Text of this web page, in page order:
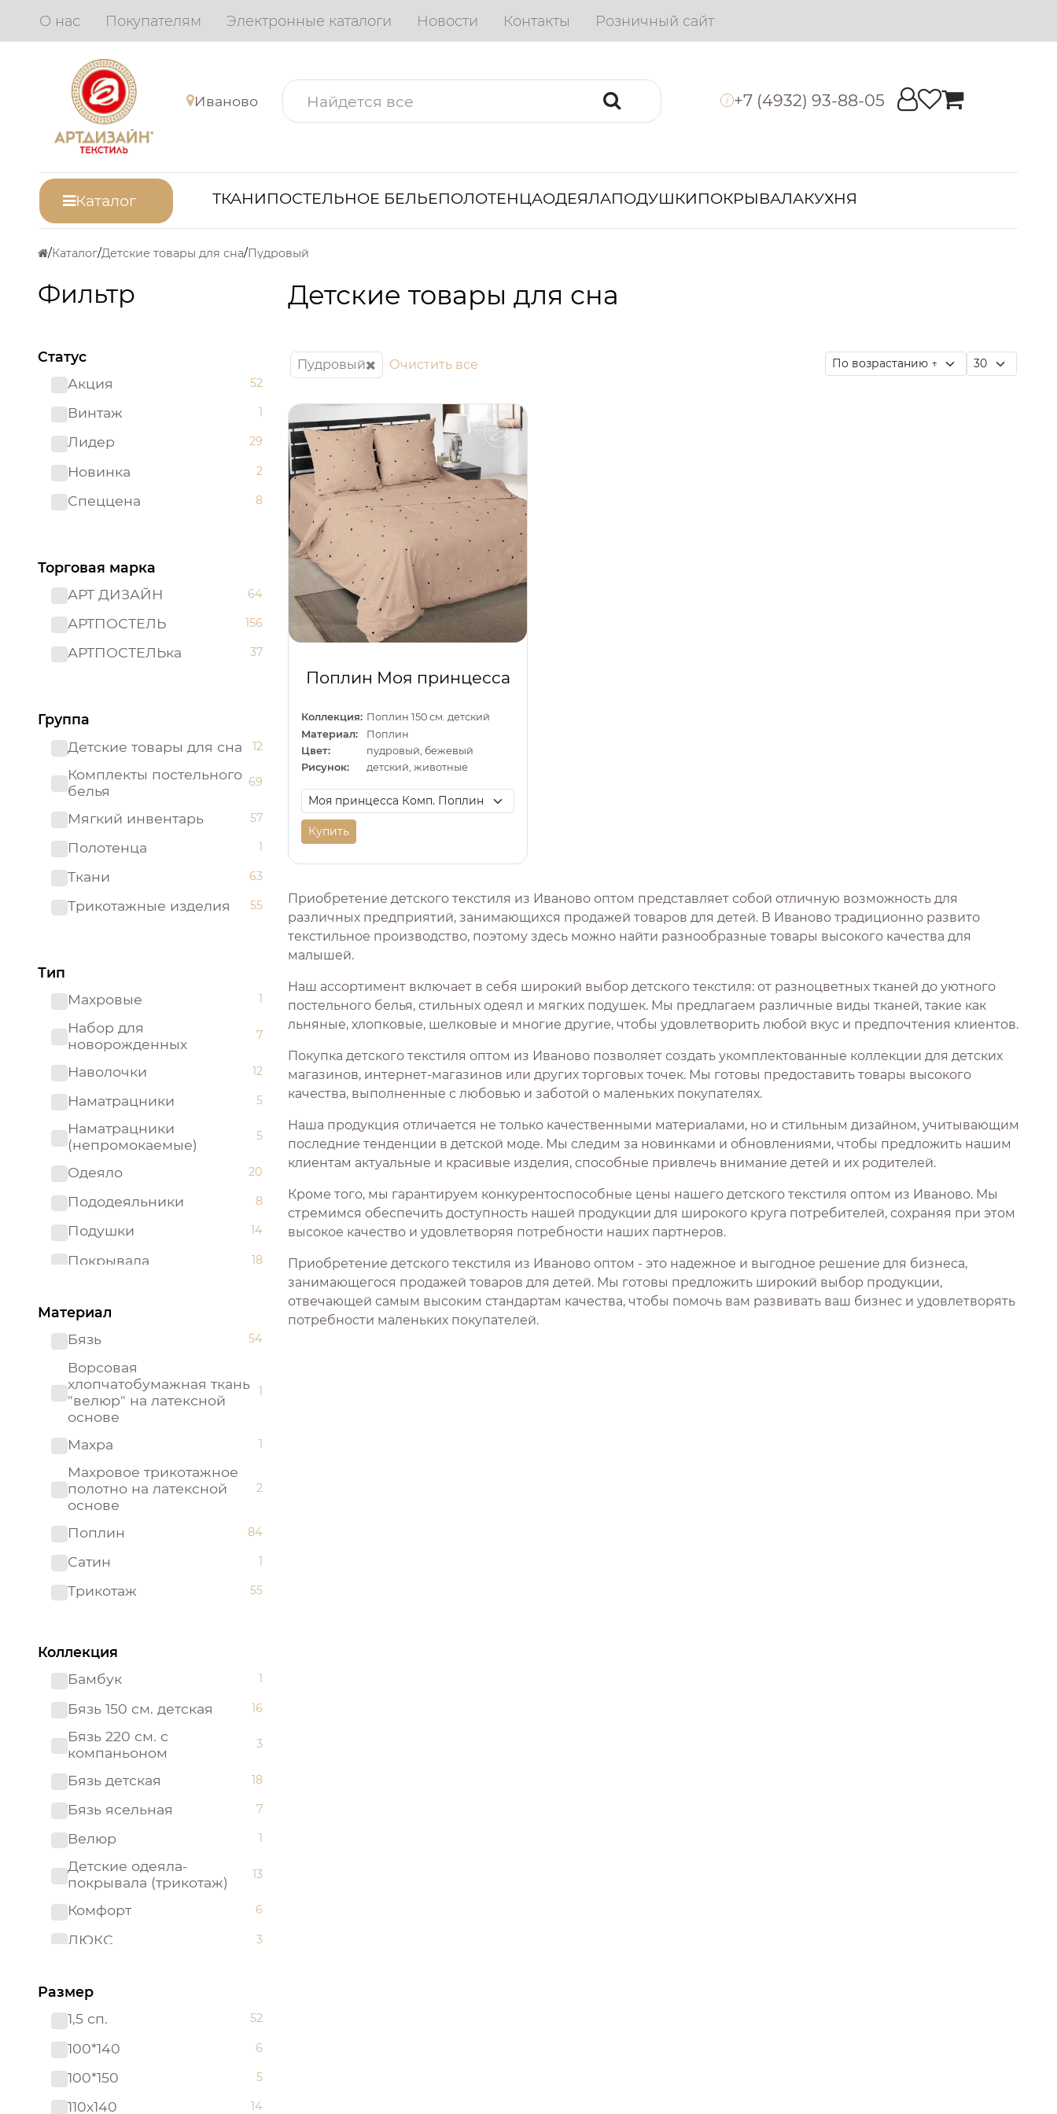
О нас Покупателям Электронные каталоги Новости Контакты Розничный сайт
Иваново i +7 (4932) 93-88-05
Каталог ТКАНИПОСТЕЛЬНОЕ БЕЛЬЕПОЛОТЕНЦАОДЕЯЛАПОДУШКИПОКРЫВАЛАКУХНЯ
Каталог Детские товары для сна Пудровый
Фильтр
Статус
Акция
52
Винтаж 1
Лидер 29
Новинка 2
Спеццена 8
Торговая марка
АРТ ДИЗАЙН
64
АРТПОСТЕЛЬ 156
АРТПОСТЕЛЬка 37
Группа
Детские товары для сна
12
Комплекты постельного
белья
69
Мягкий инвентарь 57
Полотенца 1
Ткани 63
Трикотажные изделия 55
Тип
Махровые
1
Набор для
новорожденных
7
Наволочки 12
Наматрацники 5
Наматрацники
(непромокаемые)
5
Одеяло 20
Пододеяльники 8
Подушки 14
Покрывала 18
Материал
Бязь
54
Ворсовая
хлопчатобумажная ткань
"велюр" на латексной
основе
1
Махра 1
Махровое трикотажное
полотно на латексной
основе
2
Поплин 84
Сатин 1
Трикотаж 55
Коллекция
Бамбук
1
Бязь 150 см. детская 16
Бязь 220 см. с
компаньоном
3
Бязь детская 18
Бязь ясельная 7
Велюр 1
Детские одеяла-
покрывала (трикотаж)
13
Комфорт 6
ЛЮКС 3
Махровые полотенца "Арт
Дизайн" (Турция)
Набор в кроватку (бязь) 5
(поплин)
2
Одеяла-покрывала
Размер
1,5 сп.
52
100*140 6
100*150 5
110х140 14
Детские товары для сна
Пудровый Очистить все
Поплин Моя принцесса
Коллекция: Поплин 150 см. детский
Материал:
Поплин
Цвет:
пудровый, бежевый
Рисунок:
детский, животные
Купить
Приобретение детского текстиля из Иваново оптом представляет собой отличную возможность для
различных предприятий, занимающихся продажей товаров для детей. В Иваново традиционно развито
текстильное производство, поэтому здесь можно найти разнообразные товары высокого качества для
малышей.
Наш ассортимент включает в себя широкий выбор детского текстиля: от разноцветных тканей до уютного
постельного белья, стильных одеял и мягких подушек. Мы предлагаем различные виды тканей, такие как
льняные, хлопковые, шелковые и многие другие, чтобы удовлетворить любой вкус и предпочтения клиентов.
Покупка детского текстиля оптом из Иваново позволяет создать укомплектованные коллекции для детских
магазинов, интернет-магазинов или других торговых точек. Мы готовы предоставить товары высокого
качества, выполненные с любовью и заботой о маленьких покупателях.
Наша продукция отличается не только качественными материалами, но и стильным дизайном, учитывающим
последние тенденции в детской моде. Мы следим за новинками и обновлениями, чтобы предложить нашим
клиентам актуальные и красивые изделия, способные привлечь внимание детей и их родителей.
Кроме того, мы гарантируем конкурентоспособные цены нашего детского текстиля оптом из Иваново. Мы
стремимся обеспечить доступность нашей продукции для широкого круга потребителей, сохраняя при этом
высокое качество и удовлетворяя потребности наших партнеров.
Приобретение детского текстиля из Иваново оптом - это надежное и выгодное решение для бизнеса,
занимающегося продажей товаров для детей. Мы готовы предложить широкий выбор продукции,
отвечающей самым высоким стандартам качества, чтобы помочь вам развивать ваш бизнес и удовлетворять
потребности маленьких покупателей.